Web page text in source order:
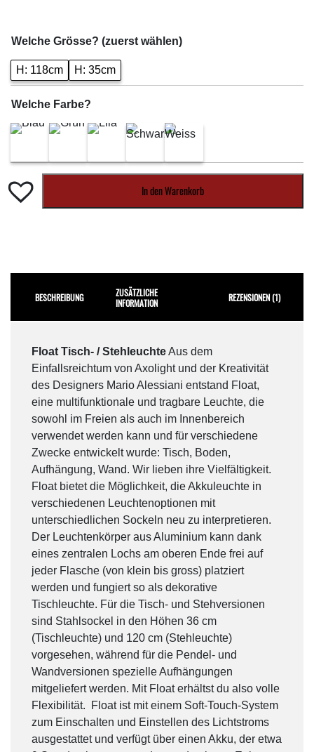
Welche Grösse? (zuerst wählen)
H: 118cm H: 35cm
Welche Farbe?
In den Warenkorb
BESCHREIBUNG
ZUSÄTZLICHE
INFORMATION
REZENSIONEN (1)
Float Tisch- / StehleuchteAus dem
Einfallsreichtum von Axolight und der Kreativität
des Designers Mario Alessiani entstand Float,
eine multifunktionale und tragbare Leuchte, die
sowohl im Freien als auch im Innenbereich
verwendet werden kann und für verschiedene
Zwecke entwickelt wurde: Tisch, Boden,
Aufhängung, Wand. Wir lieben ihre Vielfältigkeit.
Float bietet die Möglichkeit, die Akkuleuchte in
verschiedenen Leuchtenoptionen mit
unterschiedlichen Sockeln neu zu interpretieren.
Der Leuchtenkörper aus Aluminium kann dank
eines zentralen Lochs am oberen Ende frei auf
jeder Flasche (von klein bis gross) platziert
werden und fungiert so als dekorative
Tischleuchte. Für die Tisch- und Stehversionen
sind Stahlsockel in den Höhen 36 ​​cm
(Tischleuchte) und 120 cm (Stehleuchte)
vorgesehen, während für die Pendel- und
Wandversionen spezielle Aufhängungen
mitgeliefert werden. Mit Float erhältst du also volle
Flexibilität. Float ist mit einem Soft-Touch-System
zum Einschalten und Einstellen des Lichtstroms
ausgestattet und verfügt über einen Akku, der etwa